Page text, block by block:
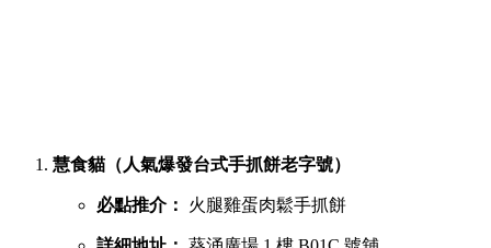
慧食貓（人氣爆發台式手抓餅老字號）
必點推介： 火腿雞蛋肉鬆手抓餅